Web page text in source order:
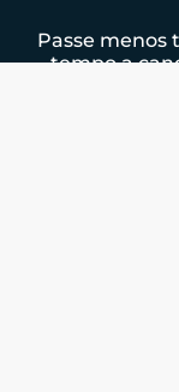
Passe menos
tempo a